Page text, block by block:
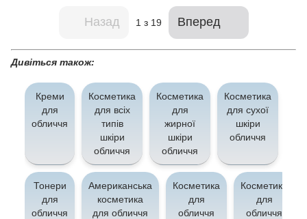
Назад 1 з 19 Вперед
Дивіться також:
Креми
для
обличчя
Косметика
для всіх
типів
шкіри
обличчя
Косметика
для
жирної
шкіри
обличчя
Косметика
для сухої
шкіри
обличчя
Тонери
для
обличчя
Американська
косметика
для обличчя
Косметика
для
обличчя
Косметика
для
обличчя